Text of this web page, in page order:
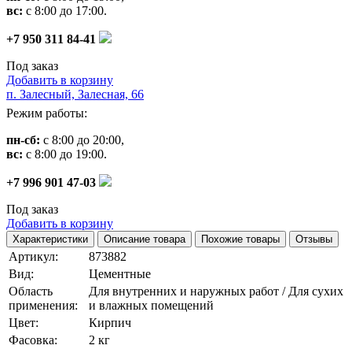
вс: с 8:00 до 17:00.
+7 950 311 84-41
Под заказ
Добавить в корзину
п. Залесный, Залесная, 66
Режим работы:
пн-сб: с 8:00 до 20:00,
вс: с 8:00 до 19:00.
+7 996 901 47-03
Под заказ
Добавить в корзину
Характеристики Описание товара Похожие товары Отзывы
Артикул:
873882
Вид:
Цементные
Область
применения:
Для внутренних и наружных работ / Для сухих
и влажных помещений
Цвет:
Кирпич
Фасовка:
2 кг